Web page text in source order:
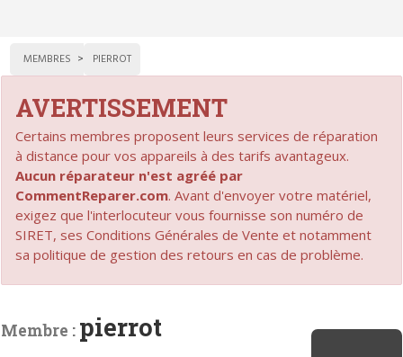
MEMBRES PIERROT
AVERTISSEMENT
Certains membres proposent leurs services de réparation
à distance pour vos appareils à des tarifs avantageux.
Aucun réparateur n'est agréé par
CommentReparer.com. Avant d'envoyer votre matériel,
exigez que l'interlocuteur vous fournisse son numéro de
SIRET, ses Conditions Générales de Vente et notamment
sa politique de gestion des retours en cas de problème.
Membre : pierrot